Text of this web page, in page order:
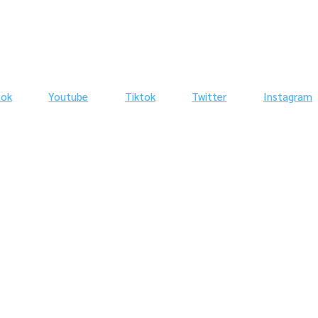
Youtube Tiktok Twitter Instagram